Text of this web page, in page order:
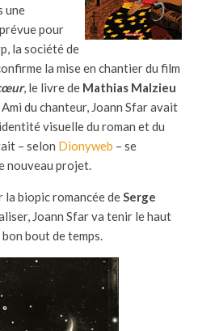
une
pour
la société de
la mise en chantier du film
, le livre de Mathias Malzieu
Ami du chanteur, Joann Sfar avait
visuelle du roman et du
– selon Dionyweb – se
nouveau projet.
biopic romancée deSerge
Joann Sfar va tenir le haut
bout de temps.